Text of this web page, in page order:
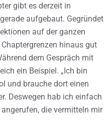
gibt es derzeit in
aufgebaut. Gegründet
auf der ganzen
hinaus gut
dem Gespräch mit
ein Beispiel. „Ich bin
und brauche dort einen
Deswegen hab ich einfach
die vermitteln mir